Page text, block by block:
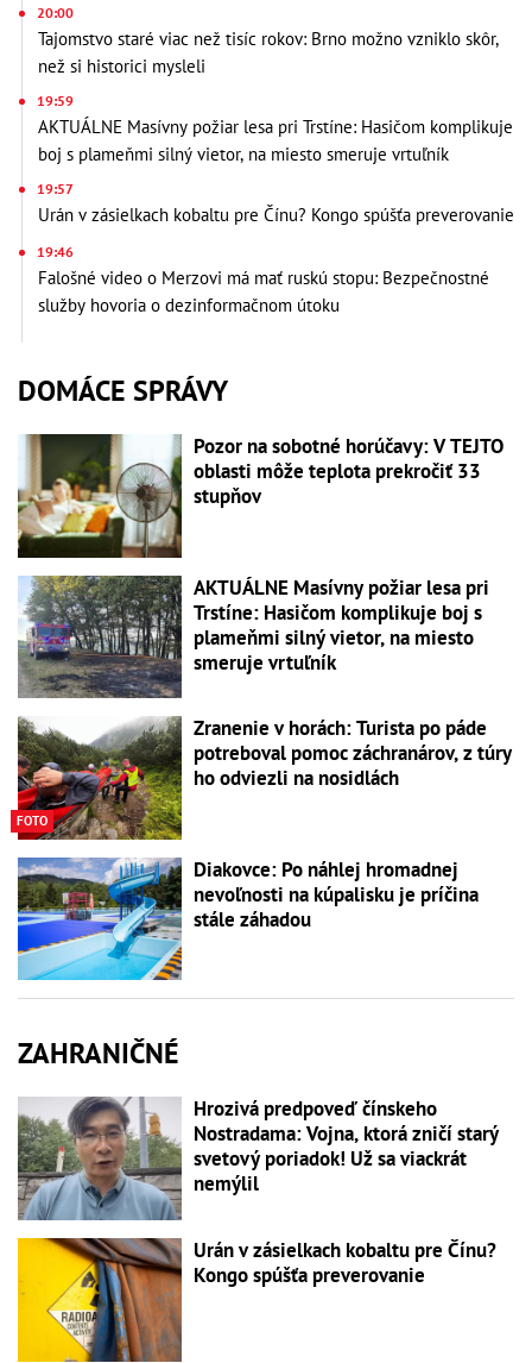
20:00
Tajomstvo staré viac než tisíc rokov: Brno možno vzniklo skôr,
než si historici mysleli
19:59
AKTUÁLNE Masívny požiar lesa pri Trstíne: Hasičom komplikuje
boj s plameňmi silný vietor, na miesto smeruje vrtuľník
19:57
Urán v zásielkach kobaltu pre Čínu? Kongo spúšťa preverovanie
19:46
Falošné video o Merzovi má mať ruskú stopu: Bezpečnostné
služby hovoria o dezinformačnom útoku
DOMÁCE SPRÁVY
Pozor na sobotné horúčavy: V TEJTO
oblasti môže teplota prekročiť 33
stupňov
AKTUÁLNE Masívny požiar lesa pri
Trstíne: Hasičom komplikuje boj s
plameňmi silný vietor, na miesto
smeruje vrtuľník
FOTO
Zranenie v horách: Turista po páde
potreboval pomoc záchranárov, z túry
ho odviezli na nosidlách
Diakovce: Po náhlej hromadnej
nevoľnosti na kúpalisku je príčina
stále záhadou
ZAHRANIČNÉ
Hrozivá predpoveď čínskeho
Nostradama: Vojna, ktorá zničí starý
svetový poriadok! Už sa viackrát
nemýlil
Urán v zásielkach kobaltu pre Čínu?
Kongo spúšťa preverovanie